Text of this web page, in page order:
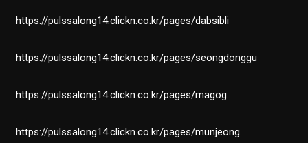
https://pulssalong14.clickn.co.kr/pages/dabsibli
https://pulssalong14.clickn.co.kr/pages/seongdonggu
https://pulssalong14.clickn.co.kr/pages/magog
https://pulssalong14.clickn.co.kr/pages/munjeong